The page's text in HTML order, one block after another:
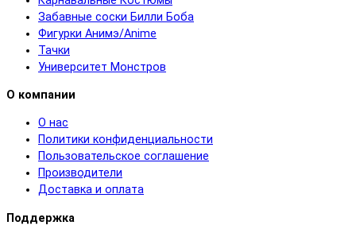
Забавные соски Билли Боба
Фигурки Анимэ/Anime
Тачки
Университет Монстров
О компании
О нас
Политики конфиденциальности
Пользовательское соглашение
Производители
Доставка и оплата
Поддержка